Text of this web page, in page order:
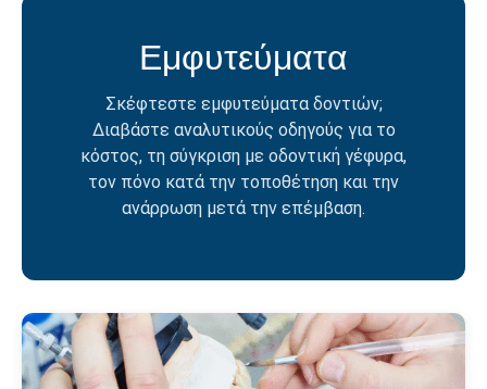
Εμφυτεύματα
Σκέφτεστε εμφυτεύματα δοντιών;
Διαβάστε αναλυτικούς οδηγούς για το
κόστος, τη σύγκριση με οδοντική γέφυρα,
τον πόνο κατά την τοποθέτηση και την
ανάρρωση μετά την επέμβαση.